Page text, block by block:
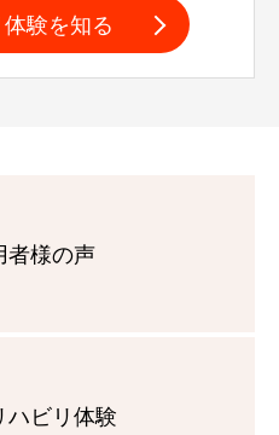
験を知る
者様の声
ハビリ体験